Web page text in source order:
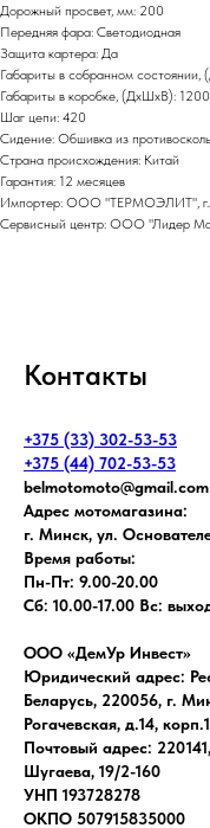
Дорожный просвет, мм: 200
Передняя фара: Светодиодная
Защита картера: Да
Габариты в собранном
Габариты в коробке, (ДхШхВ):
Шаг цепи: 420
Сидение: Обшивка из
Страна происхождения: Китай
Гарантия: 12 месяцев
Импортер: ООО "ТЕРМОЭЛИТ",
Сервисный центр: ООО "Лидер
Контакты
+375 (33) 302-53-53
+375 (44) 702-53-53
belmotomoto@gmail.com
Адрес мотомагазина:
г. Минск, ул.
Время работы:
Пн-Пт: 9.00-20.00
Сб: 10.00-17.00 Вс:
ООО «ДемУр Инвест»
Юридический адрес:
Беларусь, 220056, г.
Рогачевская, д.14,
Почтовый адрес:
Шугаева, 19/2-160
УНП 193728278
ОКПО 507915835000